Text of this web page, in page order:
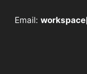
Email: